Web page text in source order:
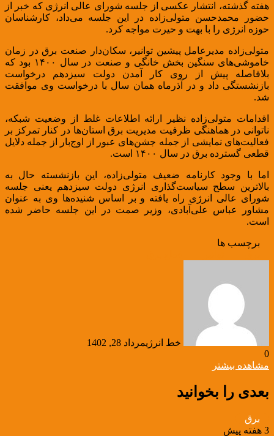
هفته گذشته، انتشار عکسی از جلسه شورای عالی انرژی که خبر از
حضور محمدحسن متولی‌زاده در این جلسه می‌داد، کارشناسان
حوزه انرژی را با بهت و حیرت مواجه کرد.
متولی‌زاده مدیرعامل پیشین توانیر، سکان‌دار صنعت برق در زمان
خاموشی‌های سنگین بخش خانگی و صنعت در سال ۱۴۰۰ بود که
بلافاصله پیش از روی کار آمدن دولت سیزدهم درخواست
بازنشستگی داد و در آذرماه همان سال با درخواست وی موافقت
شد.
اقدامات متولی‌زاده نظیر ارائه اطلاعات غلط از وضعیت شبکه،
ناتوانی در هماهنگی ظرفیت مدیریت برق استان‌ها در کنار تمرکز بر
فعالیت‌های نمایشی از جمله جشن‌های عبور از اوج‌بار از جمله دلایل
قطعی گسترده برق در سال ۱۴۰۰ است.
اما با وجود کارنامه ضعیف متولی‌زاده، این بازنشسته حال به
بالاترین سطح سیاست‌گذاری انرژی دولت سیزدهم یعنی جلسه
شورای عالی انرژی راه یافته و بر اساس شنیده‌ها وی به عنوان
مشاور عباس علی‌آبادی، وزیر صمت در این جلسه حاضر شده
است.
برچسب ها
خط انرژیمرداد 28, 1402
0
مشاهده بیشتر
بعدی را بخوانید
برق
3 هفته پیش